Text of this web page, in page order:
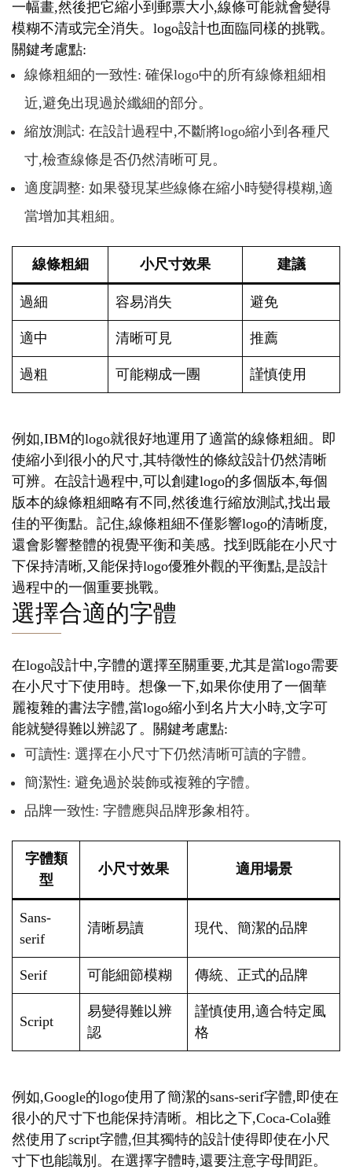
一幅畫,然後把它縮小到郵票大小,線條可能就會變得
模糊不清或完全消失。logo設計也面臨同樣的挑戰。
關鍵考慮點:
線條粗細的一致性: 確保logo中的所有線條粗細相
近,避免出現過於纖細的部分。
縮放測試: 在設計過程中,不斷將logo縮小到各種尺
寸,檢查線條是否仍然清晰可見。
適度調整: 如果發現某些線條在縮小時變得模糊,適
當增加其粗細。
線條粗細 小尺寸效果 建議
過細 容易消失 避免
適中 清晰可見 推薦
過粗 可能糊成一團 謹慎使用
例如,IBM的logo就很好地運用了適當的線條粗細。即
使縮小到很小的尺寸,其特徵性的條紋設計仍然清晰
可辨。在設計過程中,可以創建logo的多個版本,每個
版本的線條粗細略有不同,然後進行縮放測試,找出最
佳的平衡點。記住,線條粗細不僅影響logo的清晰度,
還會影響整體的視覺平衡和美感。找到既能在小尺寸
下保持清晰,又能保持logo優雅外觀的平衡點,是設計
過程中的一個重要挑戰。
選擇合適的字體
在logo設計中,字體的選擇至關重要,尤其是當logo需要
在小尺寸下使用時。想像一下,如果你使用了一個華
麗複雜的書法字體,當logo縮小到名片大小時,文字可
能就變得難以辨認了。關鍵考慮點:
可讀性: 選擇在小尺寸下仍然清晰可讀的字體。
簡潔性: 避免過於裝飾或複雜的字體。
品牌一致性: 字體應與品牌形象相符。
字體類
型
小尺寸效果 適用場景
Sans-
serif
清晰易讀 現代、簡潔的品牌
Serif 可能細節模糊 傳統、正式的品牌
Script
易變得難以辨
認
謹慎使用,適合特定風
格
例如,Google的logo使用了簡潔的sans-serif字體,即使在
很小的尺寸下也能保持清晰。相比之下,Coca-Cola雖
然使用了script字體,但其獨特的設計使得即使在小尺
寸下也能識別。在選擇字體時,還要注意字母間距。